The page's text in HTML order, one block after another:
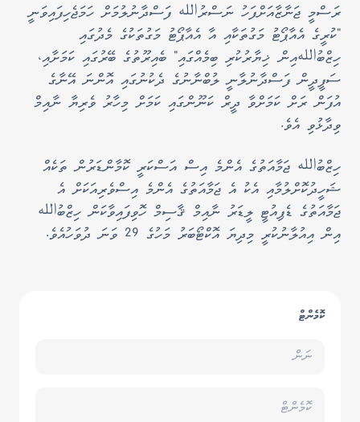
ރަސްމީ ޖަނާޒާއަށްފަހު ނަސްރުالله ފަސްދާނުލުމަށް ހަމަޖެހިފައިވަނީ
"ކުރީގެ އެއާޕޯޓު މަގުތަކާއި އާ އެއާޕޯޓު މަގުތަކުގެ މެދުގައި
ހިޒްބުاللهއިން ޚިޔާރުކުރި ބިމެއްގައި" ބެއިރޫތުގެ ބޭރުގައި ކަމަށާއި،
ސަފީދީން ފަސްދާނުލާނީ ލުބްނާނުގެ ދެކުނުގައި އޮންނަ އޭނާގެ
އުފަން ރަށް ކަމަށްވާ ދީރް ކަނޫންގައި ކަމަށް މިހާރު ވެރިޔާ ނާއިމް
ވިދާޅުވި އެވެ.
ހިޒްބުالله ޖަމާއަތުގެ އެންމެ އިސް އަސްކަރީ ކޮމާންޑަރުން ތަކެއް
ޝަހީދުކޮށްލުމާއި އެކު އެ ޖަމާއަތުގެ އެންމެ އިސްވެރިއަކަށް އެ
ޖަމާއަތުގެ ޑެޕިއުޓީ ލީޑަރު ނާއިމް ޤާސިމް ހޮވިފައިވާކަން ހިޒްބުالله
އިން އިއުލާނުކުރީ މިދިޔަ އޮކްޓޯބަރު މަހުގެ 29 ވަނަ ދުވަހުއެވެ.
ކޮމެންޓް